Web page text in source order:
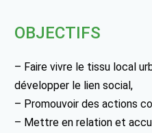
OBJECTIFS
– Faire vivre le tissu local
développer le lien social,
– Promouvoir des actions
– Mettre en relation et